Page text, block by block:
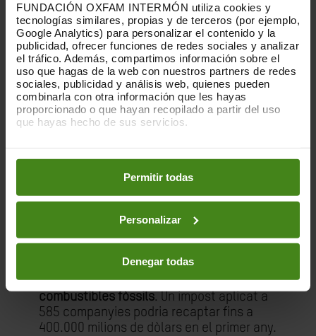
FUNDACIÓN OXFAM INTERMÓN utiliza cookies y
tecnologías similares, propias y de terceros (por ejemplo,
Google Analytics) para personalizar el contenido y la
publicidad, ofrecer funciones de redes sociales y analizar
el tráfico. Además, compartimos información sobre el
uso que hagas de la web con nuestros partners de redes
sociales, publicidad y análisis web, quienes pueden
combinarla con otra información que les hayas
proporcionado o que hayan recopilado a partir del uso
que hayas hecho de sus servicios.
preferencias accediendo a nuestraPolítica de Cookieso
en los botones facilitados a continuación:
Permitir todas
Personalizar
Denegar todas
Solucions
L’organització demana als governs que
pressionin les persones ultrariques
perquè redueixin les seves emissions i que
garanteixin que qui més contamina
assumeixi la seva responsabilitat
mitjançantmesures com:
d’emissionssegons la petjada de carboni i
la capacitat econòmica.
ingressos i la riquesade les persones
superriques i donar suport a les
negociacions de la Convenció de l’ONU
impostos als beneficis
extraordinaris de les empreses de
combustibles fòssils. Un impost aplicat a
585 companyies podria recaptar fins a
400.000 milions de dòlars en el primer any.